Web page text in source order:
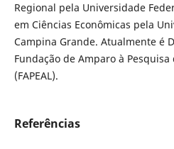
Regional pela Universidade
em Ciências Econômicas pela
Campina Grande. Atualmente é
Fundação de Amparo à
(FAPEAL).
Referências